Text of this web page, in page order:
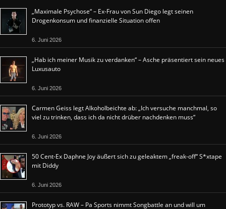
„Maximale Psychose“ – Ex-Frau von Sun Diego legt seinen
Drogenkonsum und finanzielle Situation offen
6. Juni 2026
„Hab ich meiner Musik zu verdanken“ – Asche präsentiert sein neues
Luxusauto
6. Juni 2026
Carmen Geiss legt Alkoholbeichte ab: „Ich versuche manchmal, so
viel zu trinken, dass ich da nicht drüber nachdenken muss“
6. Juni 2026
50 Cent-Ex Daphne Joy äußert sich zu geleaktem „freak-off“ S*xtape
mit Diddy
6. Juni 2026
Prototyp vs. RAW – Pa Sports nimmt Songbattle an und will um